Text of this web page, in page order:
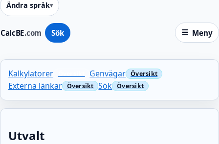
CalcBE.com Sök Meny
Ändra språk
Kalkylatorer
Genvägar
Externa länkar
Sök
Utvalt